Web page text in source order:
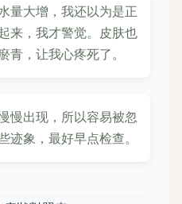
量大增，我还以为是正
来，我才警觉。皮肤也
青，让我心疼死了。
慢出现，所以容易被忽
象，最好早点检查。